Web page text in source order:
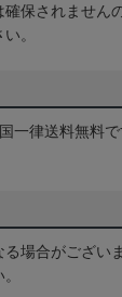
保されません
。
一律送料無料で
場合がござい